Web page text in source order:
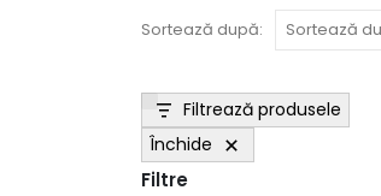
Sortează după:
Filtrează produsele
Închide
Filtre